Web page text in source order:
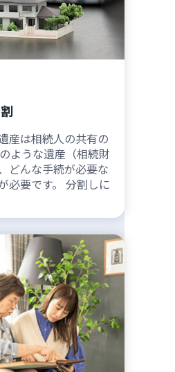
産は相続人の共有の
ような遺産（相続財
どんな手続が必要な
必要です。 分割しに